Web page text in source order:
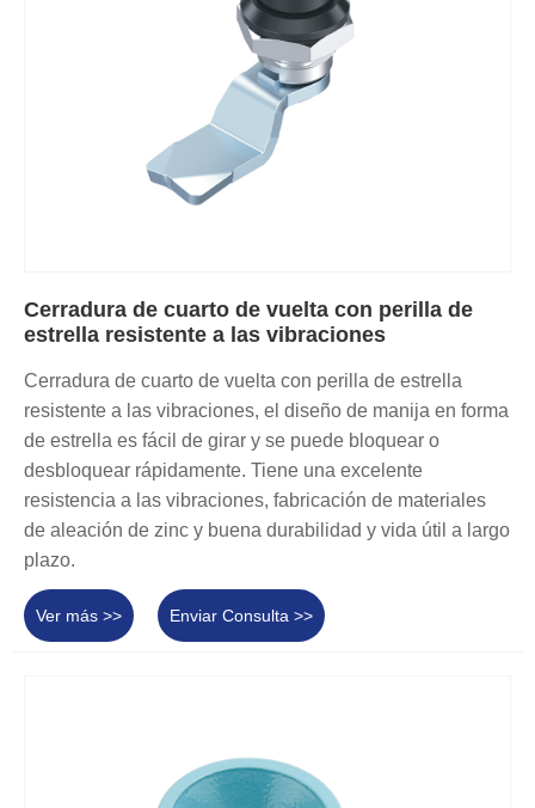
Cerradura de cuarto de vuelta con perilla de
estrella resistente a las vibraciones
Cerradura de cuarto de vuelta con perilla de estrella
resistente a las vibraciones, el diseño de manija en forma
de estrella es fácil de girar y se puede bloquear o
desbloquear rápidamente. Tiene una excelente
resistencia a las vibraciones, fabricación de materiales
de aleación de zinc y buena durabilidad y vida útil a largo
plazo.
Ver más >> Enviar Consulta >>